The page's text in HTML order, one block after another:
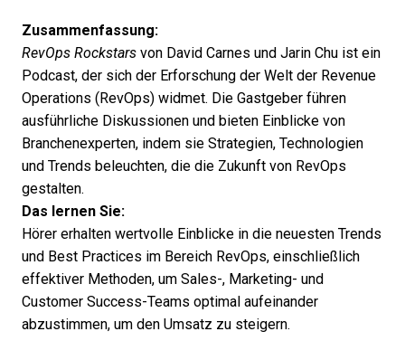
Zusammenfassung:
RevOps Rockstars von David Carnes und Jarin Chu ist ein
Podcast, der sich der Erforschung der Welt der Revenue
Operations (RevOps) widmet. Die Gastgeber führen
ausführliche Diskussionen und bieten Einblicke von
Branchenexperten, indem sie Strategien, Technologien
und Trends beleuchten, die die Zukunft von RevOps
gestalten.
Das lernen Sie:
Hörer erhalten wertvolle Einblicke in die neuesten Trends
und Best Practices im Bereich RevOps, einschließlich
effektiver Methoden, um Sales-, Marketing- und
Customer Success-Teams optimal aufeinander
abzustimmen, um den Umsatz zu steigern.